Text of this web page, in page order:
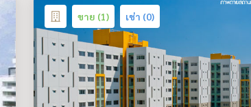
ขาย (1) เช่า (0)